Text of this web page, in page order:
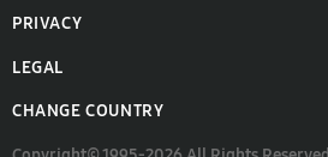
PRIVACY
LEGAL
CHANGE COUNTRY